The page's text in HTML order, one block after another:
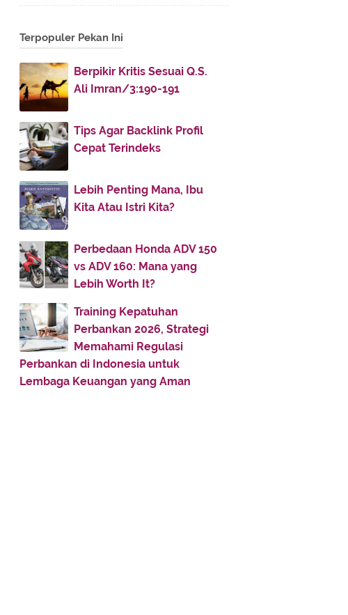
► November(32)
► October(4)
► July
► June(38)
► May (30)
► April
► March(52)
▼ February
Hati - hati dengan Doa !
Urbanisasi dan Penyakit Kota
Kesendirian Adalah Himpunan
Duka Cita
Dosa Yang Membukakan Pintu
Surga
Puasa dan Kesehatan Lahir Batin
Kemana Memburu Bahagia?
Terpopuler Pekan Ini
Berpikir Kritis Sesuai Q.S.
Ali Imran/3:190-191
Tips Agar Backlink Profil
Cepat Terindeks
Lebih Penting Mana, Ibu
Kita Atau Istri Kita?
Perbedaan Honda ADV 150
vs ADV 160: Mana yang
Lebih Worth It?
Training Kepatuhan
Perbankan 2026, Strategi
Memahami Regulasi
Perbankan di Indonesia untuk
Lembaga Keuangan yang Aman